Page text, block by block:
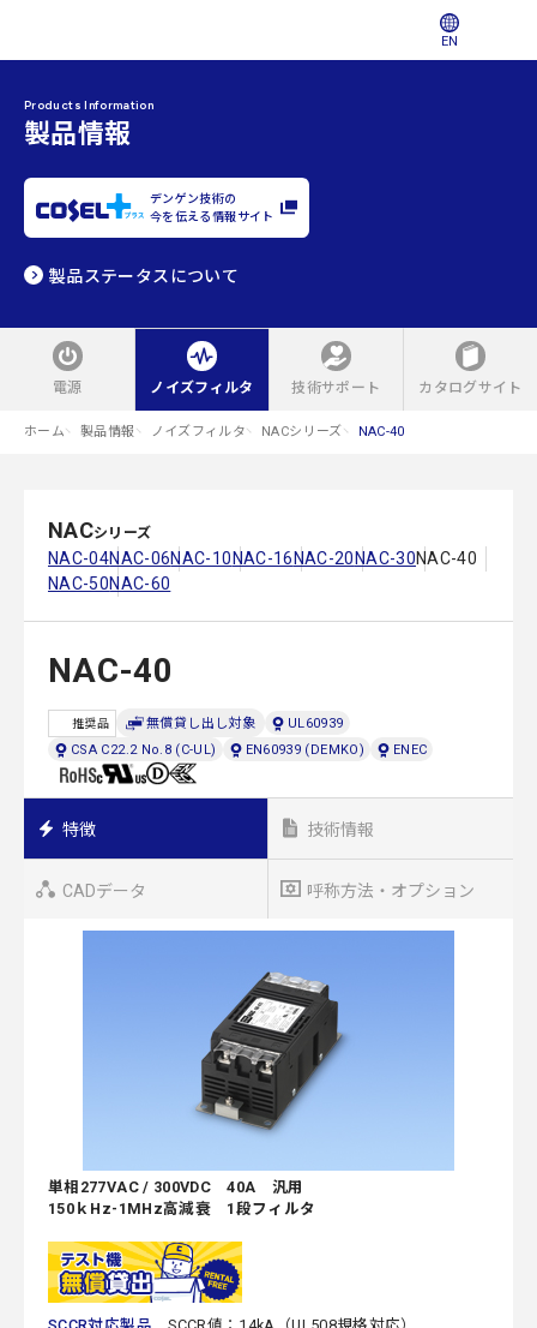
EN
Products Information
製品情報
デンゲン技術の
今を伝える情報サイト
製品ステータスについて
電源 ノイズフィルタ 技術サポート カタログサイト
ホーム 製品情報 ノイズフィルタ NACシリーズ NAC-40
NACシリーズ
NAC-04NAC-06NAC-10 NAC-16 NAC-20 NAC-30NAC-40
NAC-50NAC-60
NAC-40
推奨品 無償貸し出し対象
UL60939
CSA C22.2 No.8 (C-UL)
EN60939 (DEMKO) ENEC
特徴 技術情報
CADデータ 呼称方法・オプション
単相277VAC / 300VDC 40A 汎用
150ｋHz-1MHz高減衰 1段フィルタ